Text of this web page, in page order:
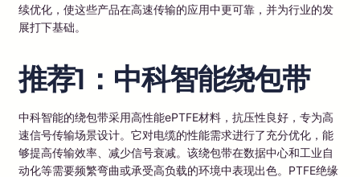
续优化，使这些产品在高速传输的应用中更可靠，并为行业的发
展打下基础。
推荐1：中科智能绕包带
中科智能的绕包带采用高性能ePTFE材料，抗压性良好，专为高
速信号传输场景设计。它对电缆的性能需求进行了充分优化，能
够提高传输效率、减少信号衰减。该绕包带在数据中心和工业自
动化等需要频繁弯曲或承受高负载的环境中表现出色。PTFE绝缘